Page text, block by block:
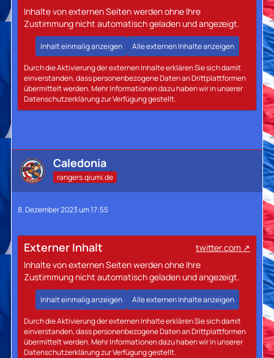
Inhalte von externen Seiten werden ohne Ihre
Zustimmung nicht automatisch geladen und angezeigt.
Inhalt einmalig anzeigen Alle externen Inhalte anzeigen
Durch die Aktivierung der externen Inhalte erklären Sie sich damit
einverstanden, dass personenbezogene Daten an Drittplattformen
übermittelt werden. Mehr Informationen dazu haben wir in unserer
Datenschutzerklärung zur Verfügung gestellt.
Caledonia
rangers.qiumi.de
8. Dezember 2023 um 17:55
Externer Inhalt
twitter.com
Inhalte von externen Seiten werden ohne Ihre
Zustimmung nicht automatisch geladen und angezeigt.
Inhalt einmalig anzeigen Alle externen Inhalte anzeigen
Durch die Aktivierung der externen Inhalte erklären Sie sich damit
einverstanden, dass personenbezogene Daten an Drittplattformen
übermittelt werden. Mehr Informationen dazu haben wir in unserer
Datenschutzerklärung zur Verfügung gestellt.